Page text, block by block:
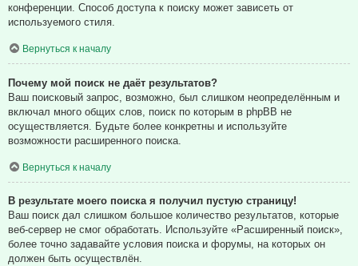
конференции. Способ доступа к поиску может зависеть от
используемого стиля.
Вернуться к началу
Почему мой поиск не даёт результатов?
Ваш поисковый запрос, возможно, был слишком неопределённым и
включал много общих слов, поиск по которым в phpBB не
осуществляется. Будьте более конкретны и используйте
возможности расширенного поиска.
Вернуться к началу
В результате моего поиска я получил пустую страницу!
Ваш поиск дал слишком большое количество результатов, которые
веб-сервер не смог обработать. Используйте «Расширенный поиск»,
более точно задавайте условия поиска и форумы, на которых он
должен быть осуществлён.